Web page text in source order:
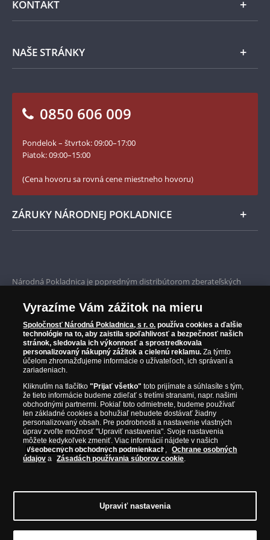
100. výročie vzniku Česko-Slovenska
Ochrana osobných údajov
Numizmatické novinky
KONTAKT
Napíšte nám
NAŠE STRÁNKY
Blog Pokladnica mincí
Facebook Národnej Pokladnice
YouTube Národnej Pokladnice
0850 606 009
Pondelok – štvrtok: 09:00–17:00
Piatok: 09:00–15:00
(Cena hovoru sa rovná cene miestneho hovoru)
ZÁRUKY NÁRODNEJ POKLADNICE
Iba originálne produkty
Národná Pokladnica je popredným distribútorom zberateľských
od roku 2010.
Národná Pokladnica je oficiálnym distribútorom numizmatických
emisií z viac ako 50 krajín, vrátane známych mincovní a emitentov
ako je Britská kráľovská mincovňa, Kráľovská kanadská mincovňa,
Parížska mincovňa, Nórska mincovňa, Fínska mincovňa alebo
Austrálska mincovňa Perth. Spoločnosť svojim zákazníkom a
zberateľom garantuje, že všetky produkty sú v originálnej a v
autentickosti.
Vyrazíme Vám zážitok na mieru
Spoločnosť Národná Pokladnica, s r. o. používa cookies a ďalšie
technológie na to, aby zaistila spoľahlivosť a bezpečnosť našich
stránok, sledovala ich výkonnosť a sprostredkovala
personalizovaný nákupný zážitok a cielenú reklamu. Za týmto
účelom zhromažďujeme informácie o užívateľoch, ich správaní a
zariadeniach.
Kliknutím na tlačítko"Prijať všetko" toto prijímate a súhlasíte s tým,
že tieto informácie budeme zdieľať s tretími stranami, napr. našimi
obchodnými partnermi. Pokiaľ toto odmietnete, budeme používať
len základné cookies a bohužiaľ nebudete dostávať žiadny
personalizovaný obsah. Pre podrobnosti a nastavenie vlastných
úprav zvoľte možnosť "Upraviť nastavenia". Svoje nastavenia
môžete kedykoľvek zmeniť. Viac informácií nájdete v našich
Všeobecných obchodných podmienkach ,
Ochrane osobných
údajov a Zásadách používania súborov cookie.
Upraviť nastavenia